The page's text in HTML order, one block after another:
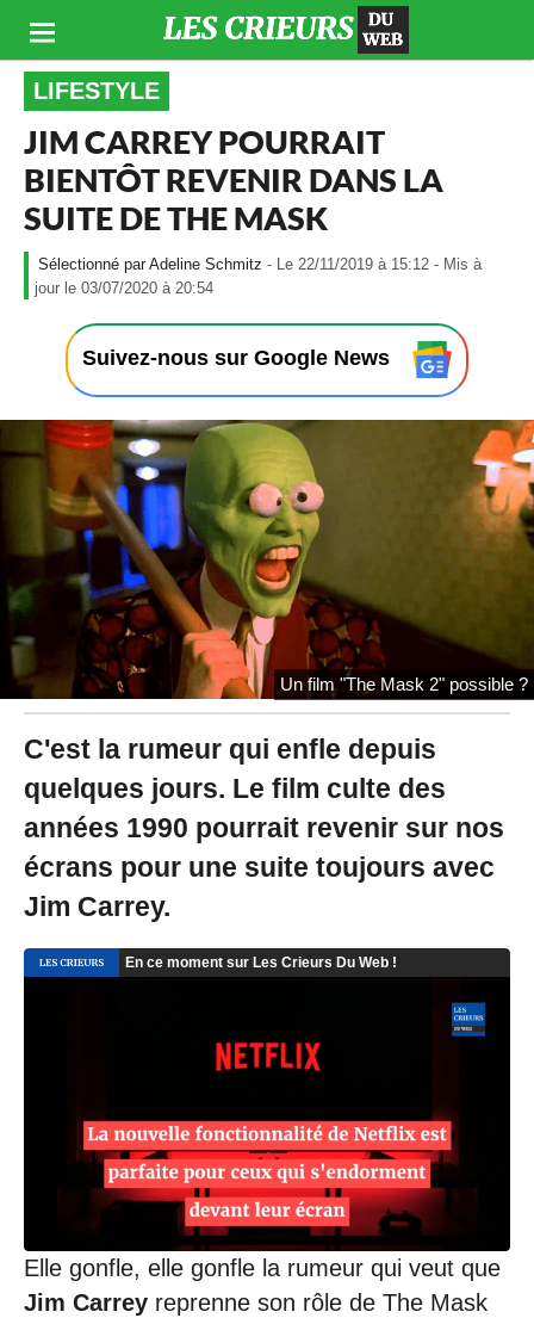
LIFESTYLE
JIM CARREY POURRAIT
BIENTÔT REVENIR DANS LA
SUITE DE THE MASK
Adeline Schmitz - Le 22/11/2019 à 15:12 - Mis à
jour le 03/07/2020 à 20:54
2
/
1
2
0
1
9
5
:
2
-
M
i
s
j
u
e
0
7
0
2
0
à
2
0
:
4
Suivez-nous sur Google News
Un film "The Mask 2" possible ?
C'est la rumeur qui enfle depuis
quelques jours. Le film culte des
années 1990 pourrait revenir sur nos
écrans pour une suite toujours avec
Jim Carrey.
Elle gonfle, elle gonfle la rumeur qui veut que
Jim Carrey reprenne son rôle de The Mask